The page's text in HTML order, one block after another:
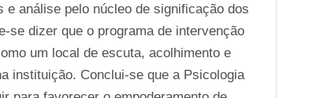
análise pelo núcleo de significação dos
se dizer que o programa de intervenção
um local de escuta, acolhimento e
instituição. Conclui-se que a Psicologia